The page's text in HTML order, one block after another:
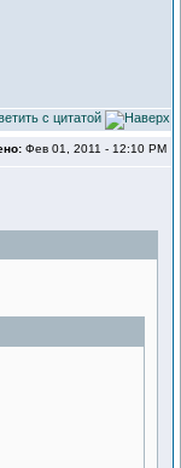
Фев 01, 2011 - 12:10 PM